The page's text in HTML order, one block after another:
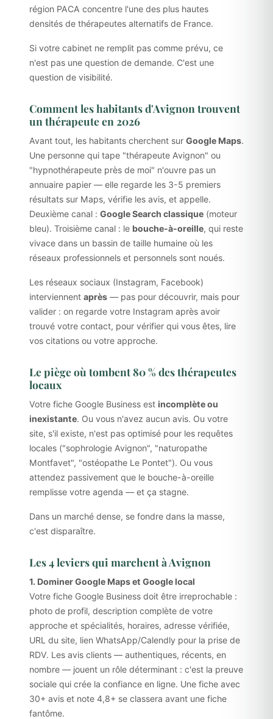
région PACA concentre l'une des plus hautes
densités de thérapeutes alternatifs de France.
Si votre cabinet ne remplit pas comme prévu, ce
n'est pas une question de demande. C'est une
question de visibilité.
Comment les habitants d'Avignon trouvent
un thérapeute en 2026
Avant tout, les habitants cherchent sur Google Maps.
Une personne qui tape "thérapeute Avignon" ou
"hypnothérapeute près de moi" n'ouvre pas un
annuaire papier — elle regarde les 3-5 premiers
résultats sur Maps, vérifie les avis, et appelle.
Deuxième canal : Google Search classique (moteur
bleu). Troisième canal : le bouche-à-oreille, qui reste
vivace dans un bassin de taille humaine où les
réseaux professionnels et personnels sont noués.
Les réseaux sociaux (Instagram, Facebook)
interviennent après — pas pour découvrir, mais pour
valider : on regarde votre Instagram après avoir
trouvé votre contact, pour vérifier qui vous êtes, lire
vos citations ou votre approche.
Le piège où tombent 80 % des thérapeutes
locaux
Votre fiche Google Business est incomplète ou
inexistante. Ou vous n'avez aucun avis. Ou votre
site, s'il existe, n'est pas optimisé pour les requêtes
locales ("sophrologie Avignon", "naturopathe
Montfavet", "ostéopathe Le Pontet"). Ou vous
attendez passivement que le bouche-à-oreille
remplisse votre agenda — et ça stagne.
Dans un marché dense, se fondre dans la masse,
c'est disparaître.
Les 4 leviers qui marchent à Avignon
1. Dominer Google Maps et Google local
Votre fiche Google Business doit être irreprochable :
photo de profil, description complète de votre
approche et spécialités, horaires, adresse vérifiée,
URL du site, lien WhatsApp/Calendly pour la prise de
RDV. Les avis clients — authentiques, récents, en
nombre — jouent un rôle déterminant : c'est la preuve
sociale qui crée la confiance en ligne. Une fiche avec
30+ avis et note 4,8+ se classera avant une fiche
fantôme.